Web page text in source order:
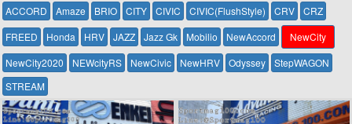
ACCORD Amaze BRIO CITY CIVIC CIVIC(FlushStyle) CRV
CRZ
FREED
Honda HRV JAZZ Jazz Gk Mobilio NewAccord
NewCity
NewCity2020
NEWcityRS NewCivic NewHRV Odyssey
StepWAGON
STREAM